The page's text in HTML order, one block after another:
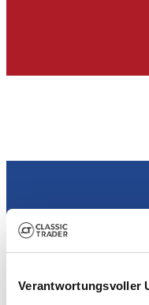
Verantwortungsvoller
Händler